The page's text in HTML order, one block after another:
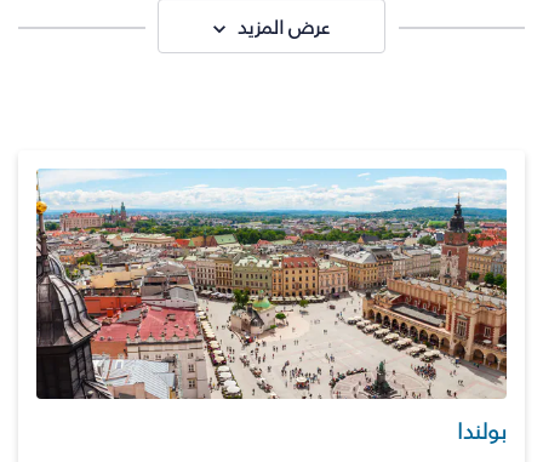
عرض المزيد
بولندا